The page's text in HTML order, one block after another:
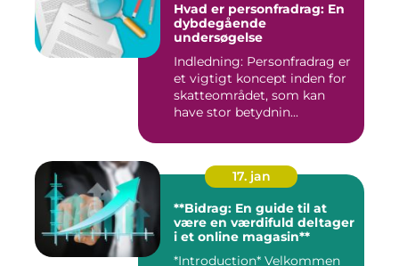
Hvad er personfradrag: En
dybdegående
undersøgelse
Indledning: Personfradrag er
et vigtigt koncept inden for
skatteområdet, som kan
have stor betydnin...
17. jan
**Bidrag: En guide til at
være en værdifuld deltager
i et online magasin**
*Introduction* Velkommen